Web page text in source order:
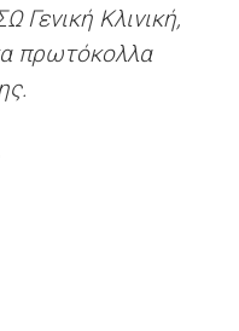
Γενική Κλινική,
πρωτόκολλα